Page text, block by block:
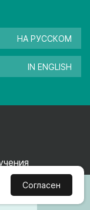
НА РУССКОМ
IN ENGLISH
Согласен